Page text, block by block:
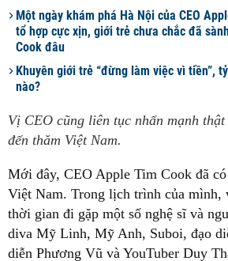
Một ngày khám phá Hà Nội của CEO
tổ hợp cực xịn, giới trẻ chưa chắc đã
Cook đâu
Khuyên giới trẻ “đừng làm việc vì tiền”,
nào?
Vị CEO cũng liên tục nhấn mạnh
đến thăm Việt Nam.
Mới đây, CEO Apple Tim Cook đã
Việt Nam. Trong lịch trình của mình,
thời gian đi gặp một số nghệ sĩ và
diva Mỹ Linh, Mỹ Anh, Suboi, đạo
diễn Phương Vũ và YouTuber Duy